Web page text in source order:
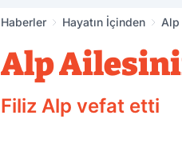
Haberler Hayatın İçinden Alp
Alp
Filiz Alp vefat etti